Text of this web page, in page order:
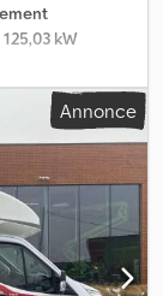
125,03 kW
, couleur:
de
totale:2 350 mm,
3 500 kg
2020,
assistée,
pneus
Annonce